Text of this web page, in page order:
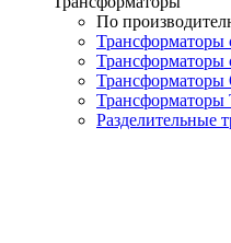
По
Трансформаторы
Трансформаторы
Трансформаторы
Разделительные